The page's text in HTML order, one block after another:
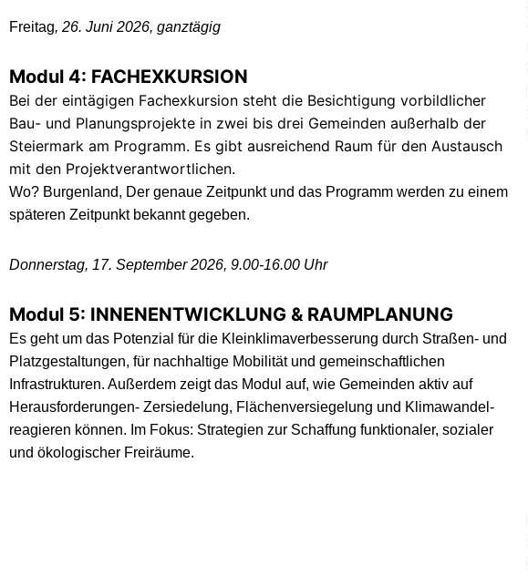
Freitag, 26. Juni 2026, ganztägig
Modul 4: FACHEXKURSION
Bei der eintägigen Fachexkursion steht die Besichtigung vorbildlicher
Bau- und Planungsprojekte in zwei bis drei Gemeinden außerhalb der
Steiermark am Programm. Es gibt ausreichend Raum für den Austausch
mit den Projektverantwortlichen.
Wo? Burgenland, Der genaue Zeitpunkt und das Programm werden zu einem
späteren Zeitpunkt bekannt gegeben.
Donnerstag, 17. September 2026, 9.00-16.00 Uhr
Modul 5: INNENENTWICKLUNG & RAUMPLANUNG
Es geht um das Potenzial für die Kleinklimaverbesserung durch Straßen- und
Platzgestaltungen, für nachhaltige Mobilität und gemeinschaftlichen
Infrastrukturen. Außerdem zeigt das Modul auf, wie Gemeinden aktiv auf
Herausforderungen- Zersiedelung, Flächenversiegelung und Klimawandel-
reagieren können. Im Fokus: Strategien zur Schaffung funktionaler, sozialer
und ökologischer Freiräume.